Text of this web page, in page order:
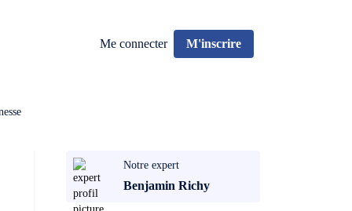
Me connecter M'inscrire
Notre expert
Benjamin Richy